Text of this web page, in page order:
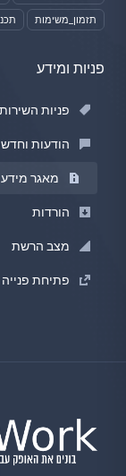
תזמון_משימות
פניות ומידע
פניות
הודעות
מאגר מידע
הורדות
מצב הרשת
פתיחת פנייה